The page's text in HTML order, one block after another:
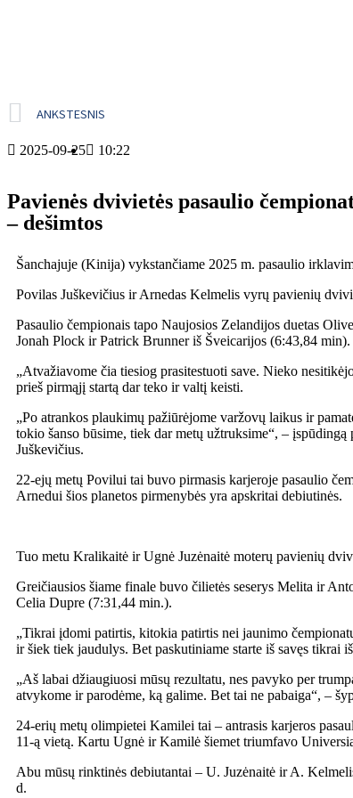
ANKSTESNIS
2025-09-25 10:22
Pavienės dvivietės pasaulio
– dešimtos
Šanchajuje (Kinija) vykstančiame 2025 m. pasaulio
Povilas Juškevičius ir Arnedas Kelmelis vyrų pavienių
Pasaulio čempionais tapo Naujosios Zelandijos duetas
Jonah Plock ir Patrick Brunner iš Šveicarijos (6:43,84 min).
„Atvažiavome čia tiesiog prasitestuoti save. Nieko
prieš pirmąjį startą dar teko ir valtį keisti.
„Po atrankos plaukimų pažiūrėjome varžovų laikus ir
tokio šanso būsime, tiek dar metų užtruksime“, –
Juškevičius.
22-ejų metų Povilui tai buvo pirmasis karjeroje pasaulio
Arnedui šios planetos pirmenybės yra apskritai debiutinės.
Tuo metu Kralikaitė ir Ugnė Juzėnaitė moterų pavienių
Greičiausios šiame finale buvo čilietės seserys Melita ir
Celia Dupre (7:31,44 min.).
„Tikrai įdomi patirtis, kitokia patirtis nei jaunimo
ir šiek tiek jaudulys. Bet paskutiniame starte iš savęs tikrai
„Aš labai džiaugiuosi mūsų rezultatu, nes pavyko per
atvykome ir parodėme, ką galime. Bet tai ne pabaiga“, –
24-erių metų olimpietei Kamilei tai – antrasis karjeros
11-ą vietą. Kartu Ugnė ir Kamilė šiemet triumfavo
Abu mūsų rinktinės debiutantai – U. Juzėnaitė ir A.
d.